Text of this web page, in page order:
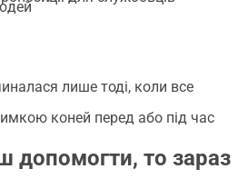
коней перед або під час
лише тоді, коли все
допомогти, то зараз